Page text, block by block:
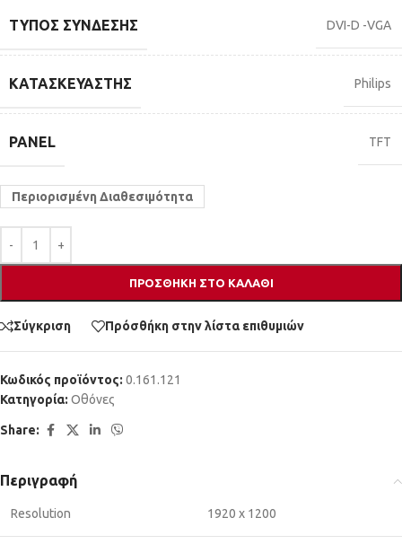
ΤΎΠΟΣ ΣΎΝΔΕΣΗΣ DVI-D -VGA
ΚΑΤΑΣΚΕΥΑΣΤΉΣ Philips
PANEL TFT
Περιορισμένη Διαθεσιμότητα
ΠΡΟΣΘΉΚΗ ΣΤΟ ΚΑΛΆΘΙ
Σύγκριση Πρόσθήκη στην λίστα επιθυμιών
Κωδικός προϊόντος: 0.161.121
Κατηγορία: Οθόνες
Share:
Περιγραφή
Resolution 1920 x 1200